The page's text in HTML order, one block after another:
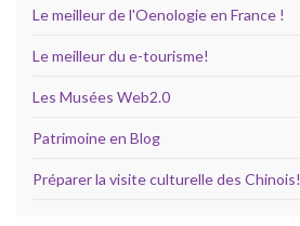
Le meilleur de l'Oenologie en France !
Le meilleur du e-tourisme!
Les Musées Web2.0
Patrimoine en Blog
Préparer la visite culturelle des Chinois!